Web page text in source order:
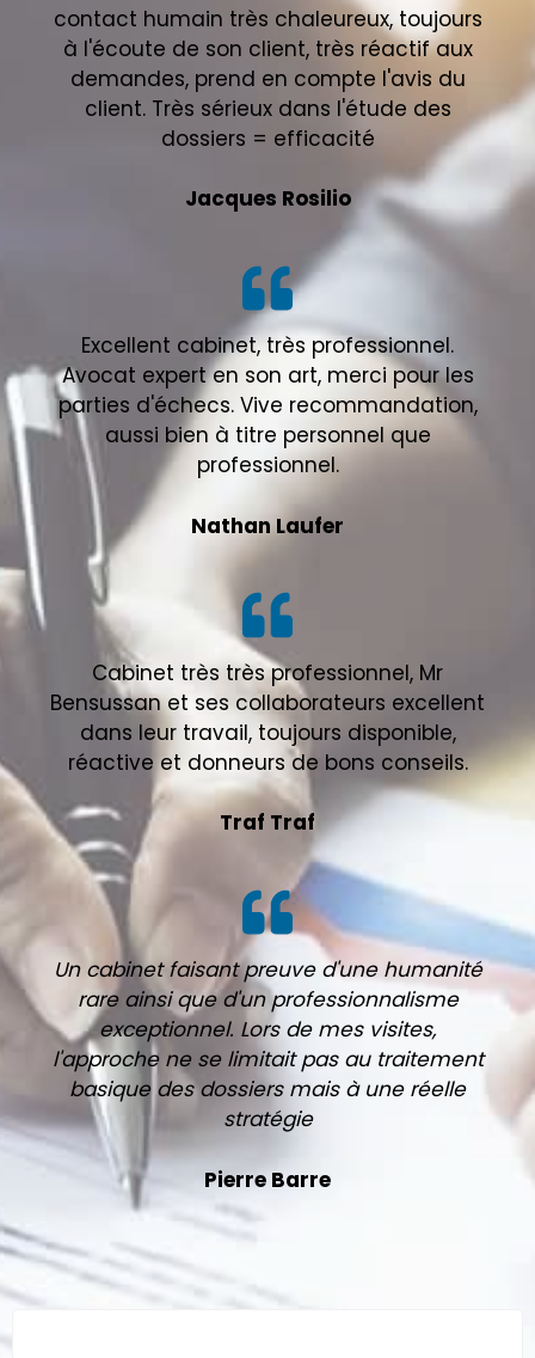
contact humain très chaleureux, toujours
à l'écoute de son client, très réactif aux
demandes, prend en compte l'avis du
client. Très sérieux dans l'étude des
dossiers = efficacité
Jacques Rosilio
Excellent cabinet, très professionnel.
Avocat expert en son art, merci pour les
parties d'échecs. Vive recommandation,
aussi bien à titre personnel que
professionnel.
Nathan Laufer
Cabinet très très professionnel, Mr
Bensussan et ses collaborateurs excellent
dans leur travail, toujours disponible,
réactive et donneurs de bons conseils.
Traf Traf
Un cabinet faisant preuve d'une humanité
rare ainsi que d'un professionnalisme
exceptionnel. Lors de mes visites,
l'approche ne se limitait pas au traitement
basique des dossiers mais à une réelle
stratégie
Pierre Barre